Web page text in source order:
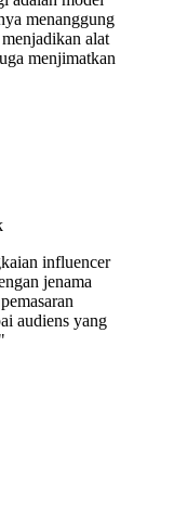
menanggung
alat
menjimatkan
influencer
jenama
audiens yang